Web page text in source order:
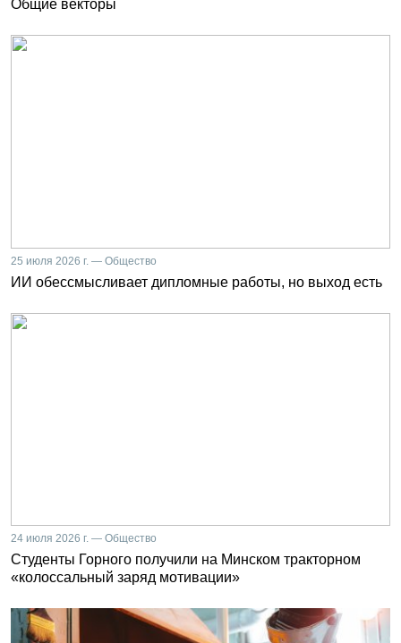
Общие векторы
25 июля 2026 г. — Общество
ИИ обессмысливает дипломные работы, но выход есть
24 июля 2026 г. — Общество
Студенты Горного получили на Минском тракторном
«колоссальный заряд мотивации»